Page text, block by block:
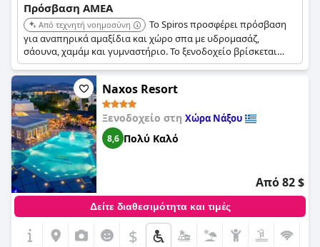
Πρόσβαση ΑΜΕΑ
Από τεχνητή νοημοσύνη
Το Spiros προσφέρει πρόσβαση
για αναπηρικά αμαξίδια και χώρο σπα με υδρομασάζ,
σάουνα, χαμάμ και γυμναστήριο. Το ξενοδοχείο βρίσκεται
κοντά στην παραλία του Αγίου Γεωργίου.
Naxos Resort
Ξενοδοχείο στη Χώρα Νάξου
8,6 Πολύ Καλό
Από 82 $
Δείτε διαθεσιμότητα και τιμές
$